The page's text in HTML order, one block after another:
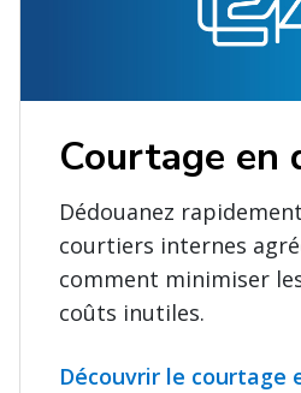
Courtage en
Dédouanez
courtiers internes
comment minimiser
coûts inutiles.
Découvrir le courtage